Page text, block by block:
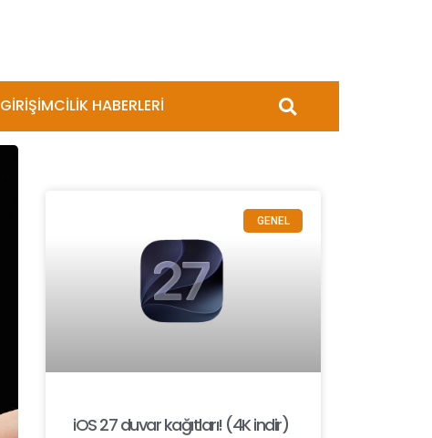
GİRİŞİMCİLİK HABERLERİ
GENEL
iOS 27 duvar kağıtları! (4K indir)